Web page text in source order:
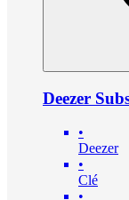
Deezer
•
Deezer
•
Clé
•